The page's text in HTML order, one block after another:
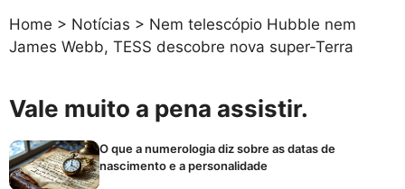
Home > Notícias > Nem telescópio Hubble nem
James Webb, TESS descobre nova super-Terra
Vale muito a pena assistir.
O que a numerologia diz sobre as datas de
nascimento e a personalidade